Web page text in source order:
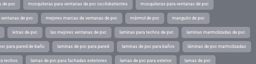
de pvc mosquiteras para ventanas de pvc oscilobatientes mosquiteras para ventanas de pvc
de pvc mejores marcas de ventanas de pvc mármol de pvc manguito de pvc
letras de pvc las mejores ventanas de pvc laminas para techos de pvc laminas marmolizadas de pvc
para pared de baño laminas de pvc para pared laminas de pvc para baños láminas de pvc marmolizadas
techos lamas de pvc para fachadas exteriores lamas de pvc para exterior lamas de pvc